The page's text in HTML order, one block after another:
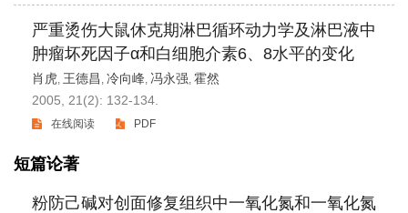
严重烫伤大鼠休克期淋巴循环动力学及淋巴液中
肿瘤坏死因子α和白细胞介素6、8水平的变化
肖虎, 王德昌 , 冷向峰, 冯永强, 霍然
2005, 21(2): 132-134.
在线阅读 PDF
短篇论著
粉防己碱对创面修复组织中一氧化氮和一氧化氮